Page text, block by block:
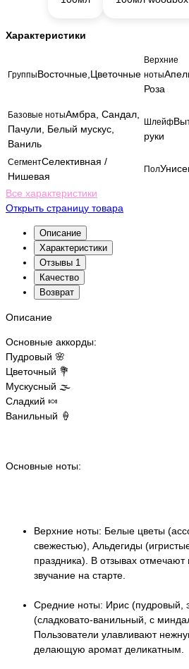
Характеристики
ГруппыВосточные,Цветочные
Верхние
ноты
Роза
Базовые нотыАмбра, Сандал,
Пачули, Белый мускус,
Ваниль
Шлейф
руки
СегментСелективная /
Нишевая
Пол
Все характеристики
Открыть страницу товара
Описание
Характеристики
Отзывы 1
Качество
Возврат
Описание
Основные аккорды:
Пудровый 🌸
Цветочный 💐
Мускусный 🌫️
Сладкий 🍬
Ванильный 🍦
Основные ноты:
Верхние ноты: Белые цветы
свежестью), Альдегиды
праздника). В отзывах отмечают
звучание на старте.
Средние ноты: Ирис (пудровый,
(сладковато-ванильный, с
Пользователи улавливают
делающую аромат деликатным.